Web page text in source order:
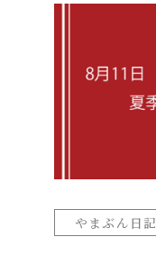
やまぶん日記